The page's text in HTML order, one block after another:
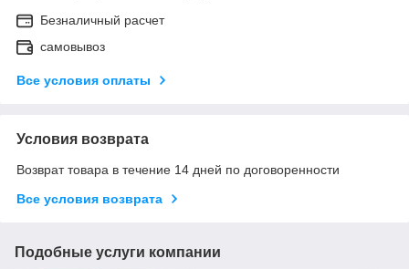
Безналичный расчет
самовывоз
Все условия оплаты
Условия возврата
Возврат товара в течение 14 дней по договоренности
Все условия возврата
Подобные услуги компании